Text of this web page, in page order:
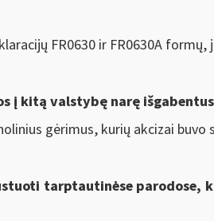
FR0630 ir FR0630A
į kitą valstybę narę
gėrimus, kurių akcizai
tarptautinėse parodose,